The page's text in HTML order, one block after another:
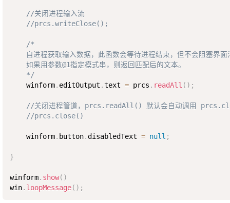
//关闭进程输入流
//prcs.writeClose();
/*
自进程获取输入数据，此函数会等待进程结束，但不会阻塞界面
    如果用参数@1指定模式串，则返回匹配后的文本。
    */
    winform
. editOutput .text = prcs . readAll ( ) ;
//关闭进程管道，prcs.readAll() 默认会自动调用
//prcs.close()
    winform
. button.disabledText = null ;
}
winform. show( )
win. loopMessage( ) ;